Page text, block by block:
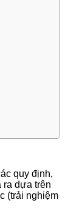
quy định,
dựa trên
(trải nghiệm